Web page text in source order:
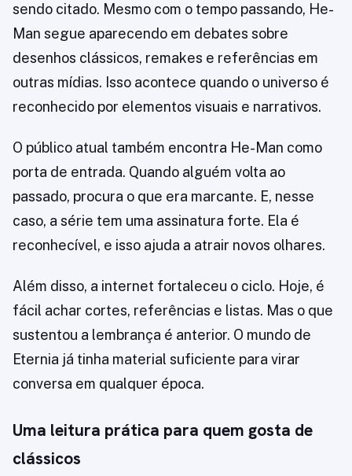
sendo citado. Mesmo com o tempo passando, He-
Man segue aparecendo em debates sobre
desenhos clássicos, remakes e referências em
outras mídias. Isso acontece quando o universo é
reconhecido por elementos visuais e narrativos.
O público atual também encontra He-Man como
porta de entrada. Quando alguém volta ao
passado, procura o que era marcante. E, nesse
caso, a série tem uma assinatura forte. Ela é
reconhecível, e isso ajuda a atrair novos olhares.
Além disso, a internet fortaleceu o ciclo. Hoje, é
fácil achar cortes, referências e listas. Mas o que
sustentou a lembrança é anterior. O mundo de
Eternia já tinha material suficiente para virar
conversa em qualquer época.
Uma leitura prática para quem gosta de
clássicos